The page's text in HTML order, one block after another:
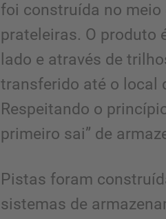
foi construída no meio
prateleiras. O produto
lado e através de
transferido até o local
Respeitando o
primeiro sai” de
Pistas foram
sistemas de